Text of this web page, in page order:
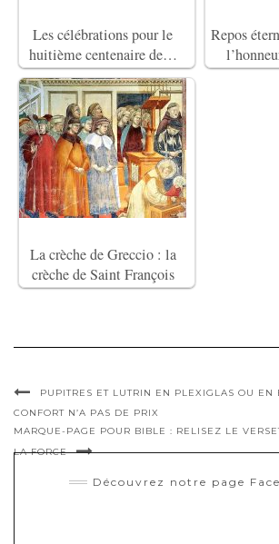
Les célébrations pour le
huitième centenaire de…
Repos
La crèche de Greccio : la
crèche de Saint François
PUPITRES ET LUTRIN EN PLEXIGLAS OU EN
CONFORT N’A PAS DE PRIX
MARQUE-PAGE POUR BIBLE : RELISEZ LE
LA FORCE
Découvrez notre page